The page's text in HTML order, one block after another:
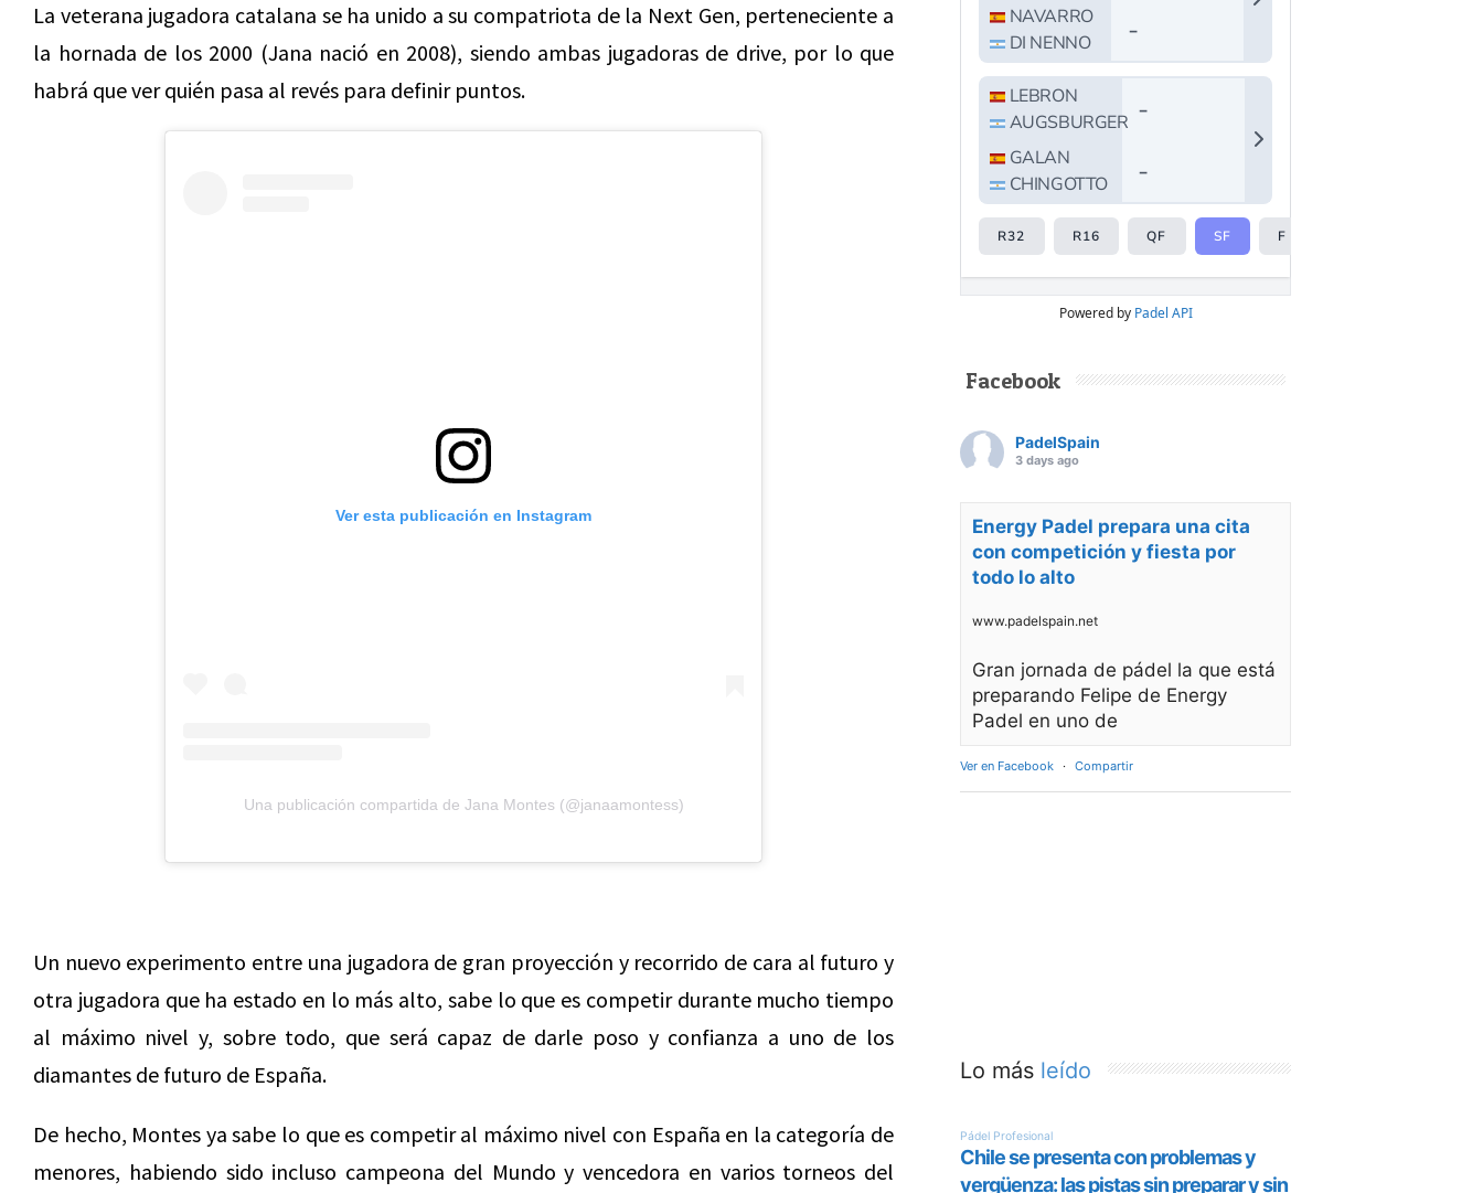
La veterana jugadora catalana se ha unido a su compatriota de la Next Gen, perteneciente a
la hornada de los 2000 (Jana nació en 2008), siendo ambas jugadoras de drive, por lo que
habrá que ver quién pasa al revés para definir puntos.
Ver esta publicación en Instagram
Una publicación compartida de Jana Montes (@janaamontess)
Un nuevo experimento entre una jugadora de gran proyección y recorrido de cara al futuro y
otra jugadora que ha estado en lo más alto, sabe lo que es competir durante mucho tiempo
al máximo nivel y, sobre todo, que será capaz de darle poso y confianza a uno de los
diamantes de futuro de España.
De hecho, Montes ya sabe lo que es competir al máximo nivel con España en la categoría de
menores, habiendo sido incluso campeona del Mundo y vencedora en varios torneos del
Powered by Padel API
Facebook
PadelSpain
3 days ago
Energy Padel prepara una cita
con competición y fiesta por
todo lo alto
www.padelspain.net
Gran jornada de pádel la que está
preparando Felipe de Energy
Padel en uno de
Ver en Facebook · Compartir
Lo más leído